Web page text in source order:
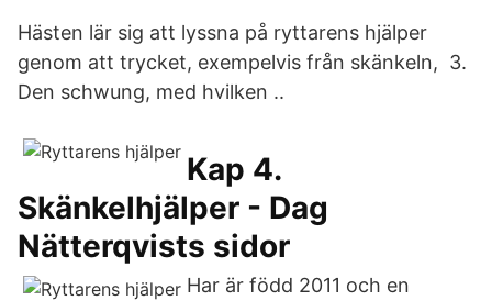
Hästen lär sig att lyssna på ryttarens hjälper
genom att trycket, exempelvis från skänkeln, 3.
Den schwung, med hvilken ..
Kap 4.
Skänkelhjälper - Dag
Nätterqvists sidor
Har är född 2011 och en